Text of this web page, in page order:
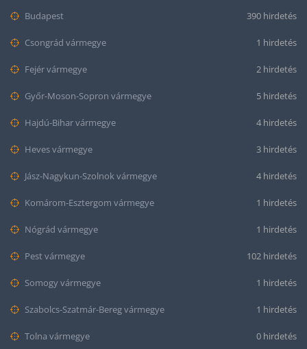
Budapest 390 hirdetés
Csongrád vármegye 1 hirdetés
Fejér vármegye 2 hirdetés
Győr-Moson-Sopron vármegye 5 hirdetés
Hajdú-Bihar vármegye 4 hirdetés
Heves vármegye 3 hirdetés
Jász-Nagykun-Szolnok vármegye 4 hirdetés
Komárom-Esztergom vármegye 1 hirdetés
Nógrád vármegye 1 hirdetés
Pest vármegye 102 hirdetés
Somogy vármegye 1 hirdetés
Szabolcs-Szatmár-Bereg vármegye 1 hirdetés
Tolna vármegye 0 hirdetés